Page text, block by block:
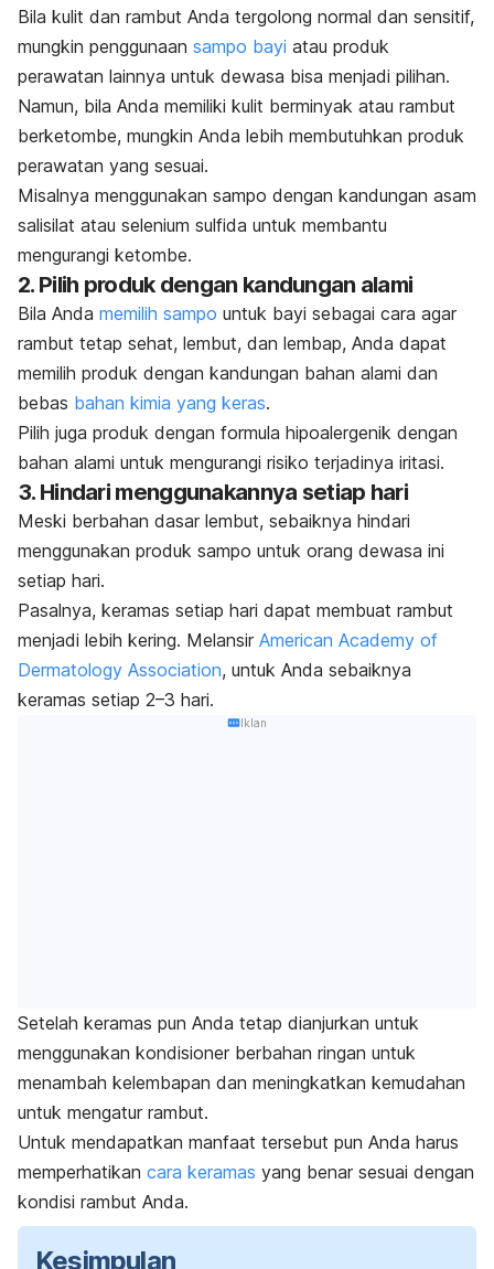
Bila kulit dan rambut Anda tergolong normal dan sensitif,
mungkin penggunaan sampo bayi atau produk
perawatan lainnya untuk dewasa bisa menjadi pilihan.
Namun, bila Anda memiliki kulit berminyak atau rambut
berketombe, mungkin Anda lebih membutuhkan produk
perawatan yang sesuai.
Misalnya menggunakan sampo dengan kandungan asam
salisilat atau selenium sulfida untuk membantu
mengurangi ketombe.
2. Pilih produk dengan kandungan alami
Bila Anda memilih sampo untuk bayi sebagai cara agar
rambut tetap sehat, lembut, dan lembap, Anda dapat
memilih produk dengan kandungan bahan alami dan
bebas bahan kimia yang keras.
Pilih juga produk dengan formula hipoalergenik dengan
bahan alami untuk mengurangi risiko terjadinya iritasi.
3. Hindari menggunakannya setiap hari
Meski berbahan dasar lembut, sebaiknya hindari
menggunakan produk sampo untuk orang dewasa ini
setiap hari.
Pasalnya, keramas setiap hari dapat membuat rambut
menjadi lebih kering. Melansir American Academy of
Dermatology Association, untuk Anda sebaiknya
keramas setiap 2–3 hari.
Iklan
Setelah keramas pun Anda tetap dianjurkan untuk
menggunakan kondisioner berbahan ringan untuk
menambah kelembapan dan meningkatkan kemudahan
untuk mengatur rambut.
Untuk mendapatkan manfaat tersebut pun Anda harus
memperhatikan cara keramas yang benar sesuai dengan
kondisi rambut Anda.
Kesimpulan